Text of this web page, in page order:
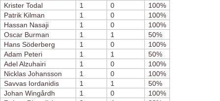
Krister Todal
1 0
100%
Patrik Kilman
1 0
100%
Hassan Nasaji
1 0
100%
Oscar Burman
1 1
50%
Hans Söderberg
1 0
100%
Adam Peteri
1 1
50%
Adel Alzuhairi
1 0
100%
Nicklas Johansson
1 0
100%
Savvas Iordanidis
1 1
50%
Johan Wingårdh
1 0
100%